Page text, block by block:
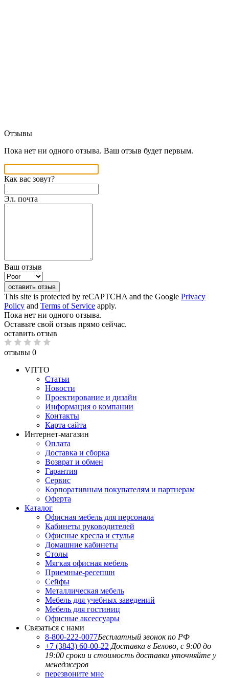
Отзывы
Пока нет ни одного отзыва. Ваш отзыв будет первым.
Как вас зовут?
Эл. почта
Ваш отзыв
оставить отзыв
This site is protected by reCAPTCHA and the Google Privacy
Policy and Terms of Service apply.
Пока нет ни одного отзыва.
Оставьте свой отзыв прямо сейчас.
оставить отзыв
отзывы 0
VITTO
Статьи
Новости
Проектирование и дизайн
Информация о компании
Контакты
Карта сайта
Интернет-магазин
Оплата
Доставка и сборка
Возврат и обмен
Гарантия
Сервис
Корпоративным покупателям и партнерам
Оферта
Каталог
Офисная мебель для персонала
Кабинеты руководителей
Офисные кресла и стулья
Домашние кабинеты
Столы
Мягкая офисная мебель
Приемные-ресепшн
Сейфы
Металлическая мебель
Мебель для учебных заведений
Мебель для гостиниц
Офисные аксессуары
Связаться с нами
8-800-222-0077Бесплатный звонок по РФ
+7 (3843) 60-00-22 Доставка в Белово, с 9:00 до
19:00 сроки и стоимость доставки уточняйте у
менеджеров
перезвоните мне